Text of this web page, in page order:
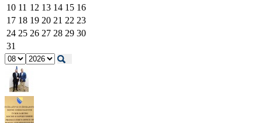
10 11 12 13 14 15 16
17 18 19 20 21 22 23
24 25 26 27 28 29 30
31